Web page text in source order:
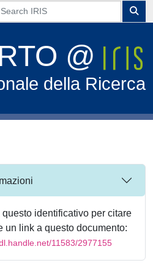
@
della Ricerca
questo identificativo per citare
un link a questo documento:
11583/2977155